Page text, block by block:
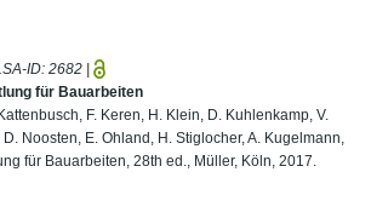
ID: 2682 |
für Bauarbeiten
F. Keren, H. Klein, D. Kuhlenkamp, V.
Noosten, E. Ohland, H. Stiglocher, A. Kugelmann,
für Bauarbeiten, 28th ed., Müller, Köln, 2017.